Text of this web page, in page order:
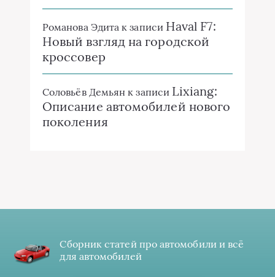
Романова Эдита к записи Haval F7:
Новый взгляд на городской
кроссовер
Соловьёв Демьян к записи Lixiang:
Описание автомобилей нового
поколения
Сборник статей про автомобили и всё
для автомобилей